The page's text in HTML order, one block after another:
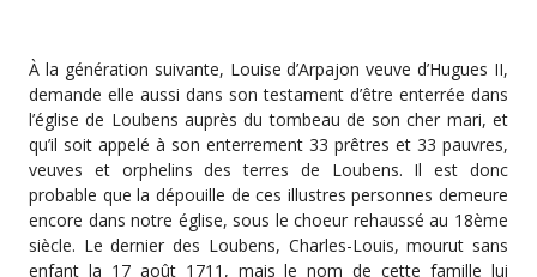
À la génération suivante, Louise d’Arpajon veuve d’Hugues II,
demande elle aussi dans son testament d’être enterrée dans
l’église de Loubens auprès du tombeau de son cher mari, et
qu’il soit appelé à son enterrement 33 prêtres et 33 pauvres,
veuves et orphelins des terres de Loubens. Il est donc
probable que la dépouille de ces illustres personnes demeure
encore dans notre église, sous le choeur rehaussé au 18ème
siècle. Le dernier des Loubens, Charles-Louis, mourut sans
enfant la 17 août 1711, mais le nom de cette famille lui